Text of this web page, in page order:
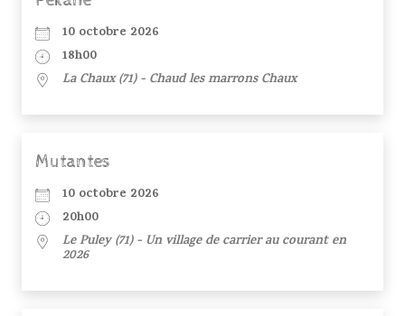
10 octobre 2026
18h00
La Chaux (71) - Chaud les marrons Chaux
Mutantes
10 octobre 2026
20h00
Le Puley (71) - Un village de carrier au courant en
2026